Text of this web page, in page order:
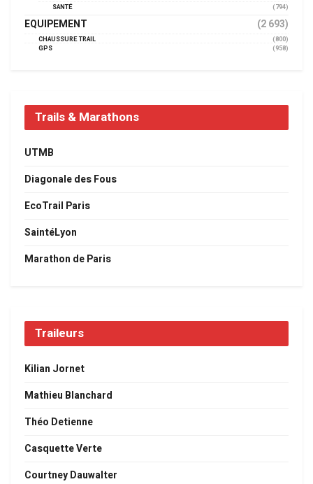
SANTÉ
(794)
EQUIPEMENT (2 693)
CHAUSSURE TRAIL
(800)
GPS
(958)
Trails & Marathons
UTMB
Diagonale des Fous
EcoTrail Paris
SaintéLyon
Marathon de Paris
Traileurs
Kilian Jornet
Mathieu Blanchard
Théo Detienne
Casquette Verte
Courtney Dauwalter